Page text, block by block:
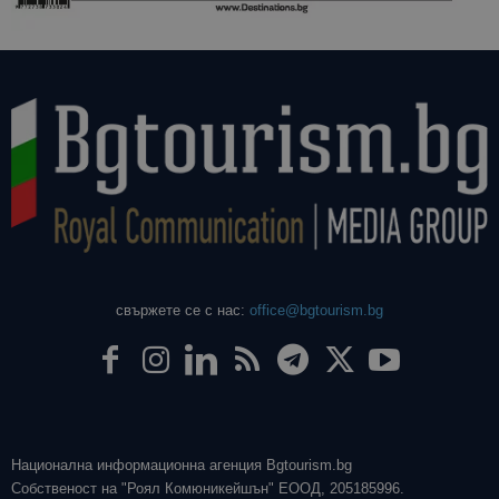
свържете се с нас: office@bgtourism.bg
Национална информационна агенция Bgtourism.bg
Собственост на "Роял Комюникейшън" ЕООД, 205185996.